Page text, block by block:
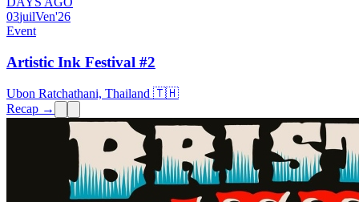
03juilVen'26
Event
Artistic Ink Festival #2
Ubon Ratchathani, Thailand 🇹🇭
Recap →